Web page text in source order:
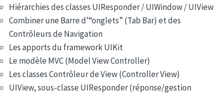
Hiérarchies des classes UIResponder / UIWindow / UIView
Combiner une Barre d’“onglets” (Tab Bar) et des
Contrôleurs de Navigation
Les apports du framework UIKit
Le modèle MVC (Model View Controller)
Les classes Contrôleur de View (Controller View)
UIView, sous-classe UIResponder (réponse/gestion